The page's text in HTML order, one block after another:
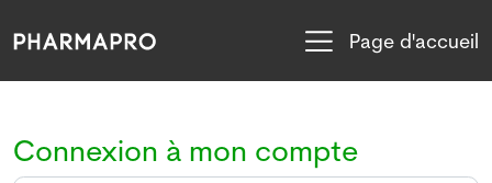
Page d'accueil
Connexion à mon compte